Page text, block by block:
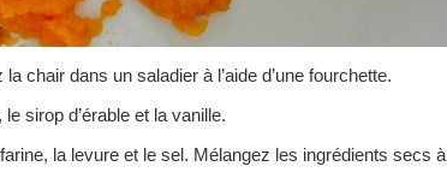
chair dans un saladier à l’aide d’une fourchette.
sirop d’érable et la vanille.
la levure et le sel. Mélangez les ingrédients secs à